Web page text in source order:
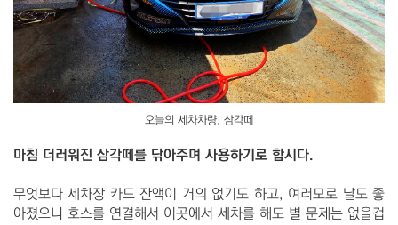
오늘의 세차차량. 삼각떼
마침 더러워진 삼각떼를 닦아주며 사용하기로 합시다.
무엇보다 세차장 카드 잔액이 거의 없기도 하고, 여러모로 날도 좋
아졌으니 호스를 연결해서 이곳에서 세차를 해도 별 문제는 없을겁